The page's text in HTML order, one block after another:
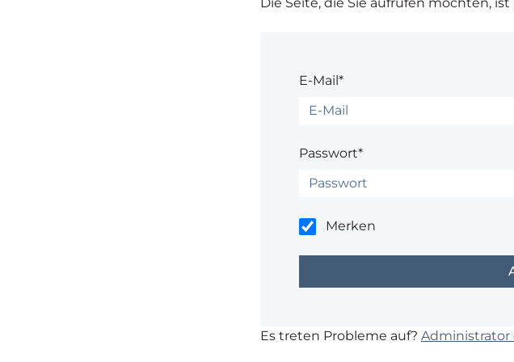
E-Mail*
Passwort*
Merken
Es treten Probleme auf? Administrator